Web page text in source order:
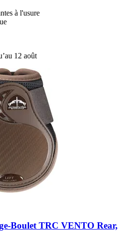
à l'usure
12 août
​Boulet TRC VENTO Rear,